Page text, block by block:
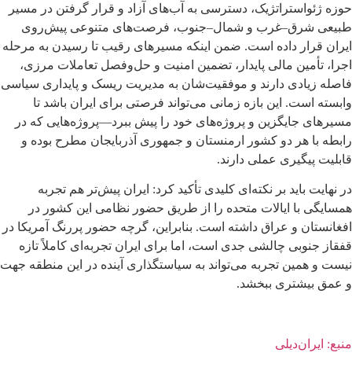
حوزه ژئواستراتژیک، دسترسی به آب‌های آزاد و قرار گرفتن در مسیر
طبیعی شرق–غرب و شمال–جنوب، فرصت‌های متنوعی پیش‌روی
ایران قرار داده است. ضمن اینکه مسیرهای رقیب تا رسیدن به مرحله
اجرا، تأمین مالی پایدار، تضمین امنیت و حل‌وفصل تعاملات مرزی،
فاصله زیادی دارند و موفقیت‌شان به مدیریت ریسک و پایداری سیاسی
وابسته است. این بازه زمانی می‌تواند فرصتی برای ایران باشد تا
مسیرهای جایگزین و پروژه‌های خود را پیش ببرد—پروژه‌هایی که در
رابطه با هر دو کشور ارمنستان و جمهوری آذربایجان مطرح بوده و
قابلیت پیگیری عملی دارند.
در نهایت باید بر نکته‌ای کلیدی تأکید کرد: ایران پیش‌تر هم تجربه
همسایگی با ایالات متحده را از طریق حضور نظامی این کشور در
افغانستان و عراق داشته است. بنابراین، گرچه حضور پررنگ آمریکا در
قفقاز جنوبی چالشی جدی است، اما برای ایران تجربه‌ای کاملاً تازه
نیست و همین تجربه می‌تواند به سیاستگذاری آینده در این منطقه جهت
و عمق بیشتری ببخشد.
منبع: ایران‌دیلی